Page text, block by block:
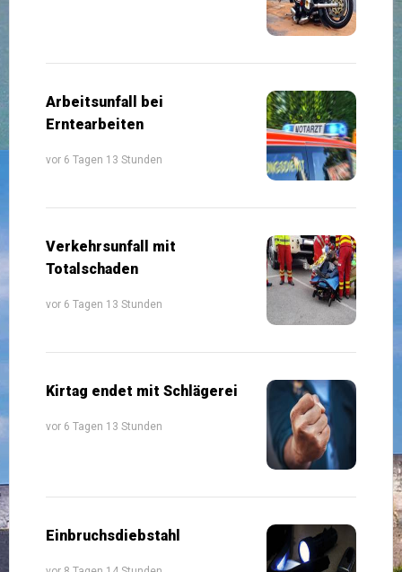
Arbeitsunfall bei
Erntearbeiten
vor 6 Tagen 13 Stunden
Verkehrsunfall mit
Totalschaden
vor 6 Tagen 13 Stunden
Kirtag endet mit Schlägerei
vor 6 Tagen 13 Stunden
Einbruchsdiebstahl